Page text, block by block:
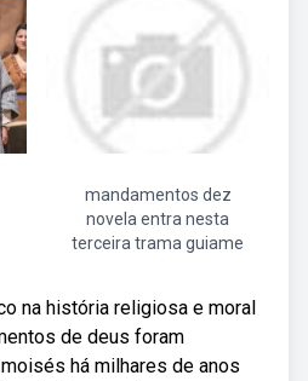
mandamentos dez
novela entra nesta
terceira trama guiame
na história religiosa e moral
de deus foram
há milhares de anos